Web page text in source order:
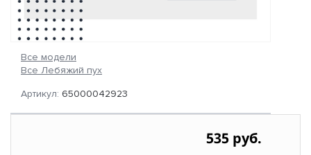
Все модели
Все Лебяжий пух
Артикул: 65000042923
535 руб.